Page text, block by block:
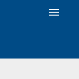
Toggle